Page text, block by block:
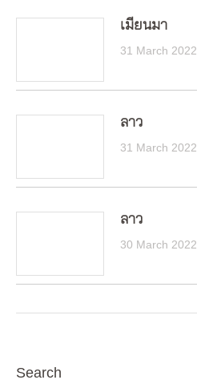
เมียนมา
31 March 2022
ลาว
31 March 2022
ลาว
30 March 2022
Search